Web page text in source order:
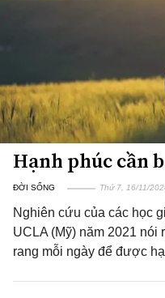
Hạnh phúc cần
ĐỜI SỐNG Thứ 7, 16/11/
Nghiên cứu của các học
UCLA (Mỹ) năm 2021
rang mỗi ngày để được